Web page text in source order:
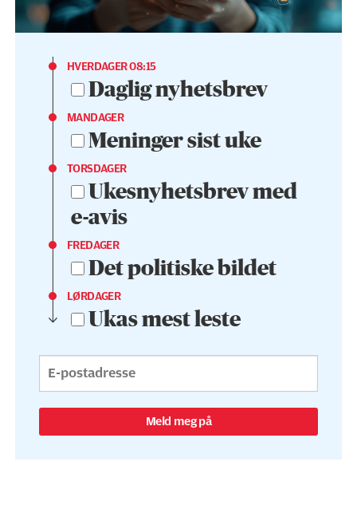
HVERDAGER 08:15
Daglig nyhetsbrev
MANDAGER
Meninger sist uke
TORSDAGER
Ukesnyhetsbrev med
e-avis
FREDAGER
Det politiske bildet
LØRDAGER
Ukas mest leste
Meld meg på